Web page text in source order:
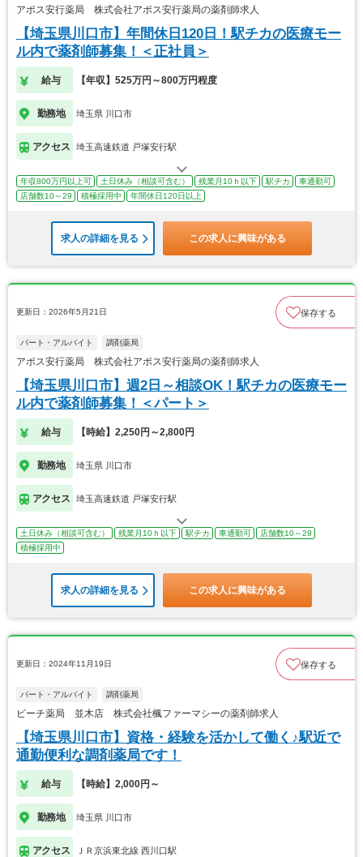
アポス安行薬局 株式会社アポス安行薬局の薬剤師求人
【埼玉県川口市】年間休日120日！駅チカの医療モー
ル内で薬剤師募集！＜正社員＞
給与 【年収】525万円～800万円程度
勤務地 埼玉県 川口市
アクセス 埼玉高速鉄道 戸塚安行駅
年収800万円以上可 土日休み（相談可含む） 残業月10ｈ以下 駅チカ
車通勤可
店舗数10～29
積極採用中 年間休日120日以上
求人の詳細を見る この求人に興味がある
更新日：2026年5月21日 保存する
パート・アルバイト 調剤薬局
アポス安行薬局 株式会社アポス安行薬局の薬剤師求人
【埼玉県川口市】週2日～相談OK！駅チカの医療モー
ル内で薬剤師募集！＜パート＞
給与 【時給】2,250円～2,800円
勤務地 埼玉県 川口市
アクセス 埼玉高速鉄道 戸塚安行駅
土日休み（相談可含む） 残業月10ｈ以下 駅チカ 車通勤可
店舗数10～29
積極採用中
求人の詳細を見る この求人に興味がある
更新日：2024年11月19日 保存する
パート・アルバイト 調剤薬局
ピーチ薬局 並木店 株式会社楓ファーマシーの薬剤師求人
【埼玉県川口市】資格・経験を活かして働く♪駅近で
通勤便利な調剤薬局です！
給与 【時給】2,000円～
勤務地 埼玉県 川口市
アクセス ＪＲ京浜東北線 西川口駅